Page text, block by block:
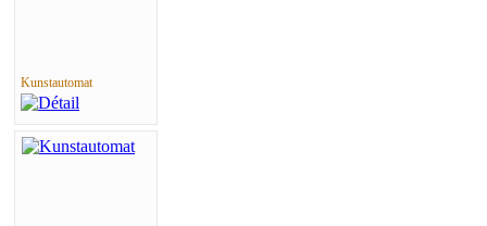
Kunstautomat